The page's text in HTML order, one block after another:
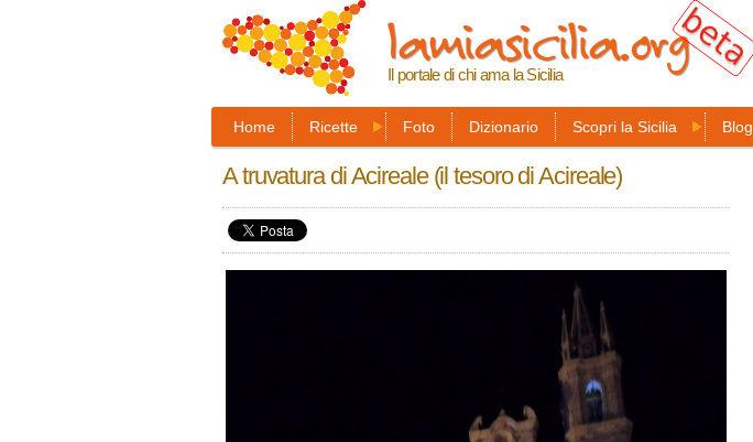
Salta al
contenuto
principale
lamiasicilia.org
Il portale di chi ama la Sicilia
Home Ricette Foto Dizionario Scopri la Sicilia Blog
A truvatura di Acireale (il tesoro di Acireale)